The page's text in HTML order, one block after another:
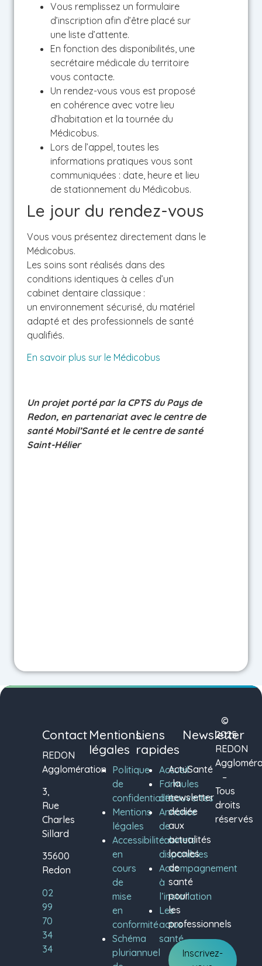
Vous remplissez un formulaire
d’inscription afin d’être placé sur
une liste d’attente.
En fonction des disponibilités, une
secrétaire médicale du territoire
vous contacte.
Un rendez-vous vous est proposé
en cohérence avec votre lieu
d’habitation et la tournée du
Médicobus.
Lors de l’appel, toutes les
informations pratiques vous sont
communiquées : date, heure et lieu
de stationnement du Médicobus.
Le jour du rendez-vous
Vous vous présentez directement dans le
Médicobus.
Les soins sont réalisés dans des
conditions identiques à celles d’un
cabinet dentaire classique :
un environnement sécurisé, du matériel
adapté et des professionnels de santé
qualifiés.
En savoir plus sur le Médicobus
Un projet porté par la CPTS du Pays de
Redon, en partenariat avec le centre de
santé Mobil’Santé et le centre de santé
Saint-Hélier
Contact
REDON
Agglomération
3,
Rue
Charles
Sillard
35600
Redon
02
99
70
34
34
Mentions
légales
Politique
de
confidentialité
Mentions
légales
Accessibilité:
en
cours
de
mise
en
conformité
Schéma
pluriannuel
Liens
rapides
Accueil
Formules
découvertes
Annonce
de
cabinets
disponibles
Accompagnement
à
l’installation
Les
actus
santé
Newsletter
ActuSanté
: la
newsletter
dédiée
aux
actualités
locales
de
santé
pour
les
professionnels
Inscrivez-
©
2025
REDON
–
Tous
droits
réservés